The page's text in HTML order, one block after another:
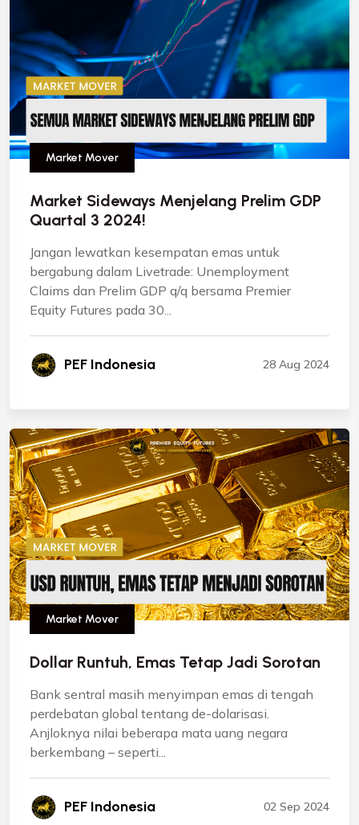
Market Mover
Market Sideways Menjelang Prelim GDP
Quartal 3 2024!
Jangan lewatkan kesempatan emas untuk
bergabung dalam Livetrade: Unemployment
Claims dan Prelim GDP q/q bersama Premier
Equity Futures pada 30...
PEF Indonesia 28 Aug 2024
Market Mover
Dollar Runtuh, Emas Tetap Jadi Sorotan
Bank sentral masih menyimpan emas di tengah
perdebatan global tentang de-dolarisasi.
Anjloknya nilai beberapa mata uang negara
berkembang – seperti...
PEF Indonesia 02 Sep 2024